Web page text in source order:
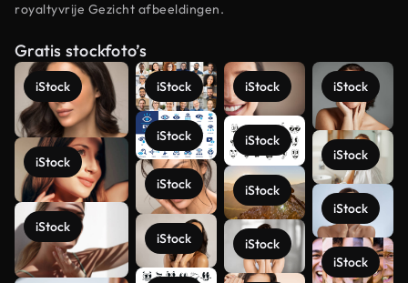
royaltyvrije Gezicht afbeeldingen.
Gratis stockfoto’s
iStock
iStock
iStock
iStock
iStock
iStock
iStock
iStock
iStock
iStock
iStock
iStock
iStock
iStock
iStock